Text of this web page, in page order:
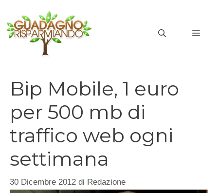
contenuto
Bip Mobile, 1 euro
per 500 mb di
traffico web ogni
settimana
30 Dicembre 2012 di Redazione